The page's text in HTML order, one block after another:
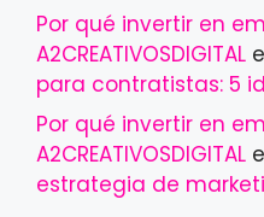
Por qué invertir en
A2CREATIVOSDIGITAL
para contratistas: 5
Por qué invertir en
A2CREATIVOSDIGITAL
estrategia de